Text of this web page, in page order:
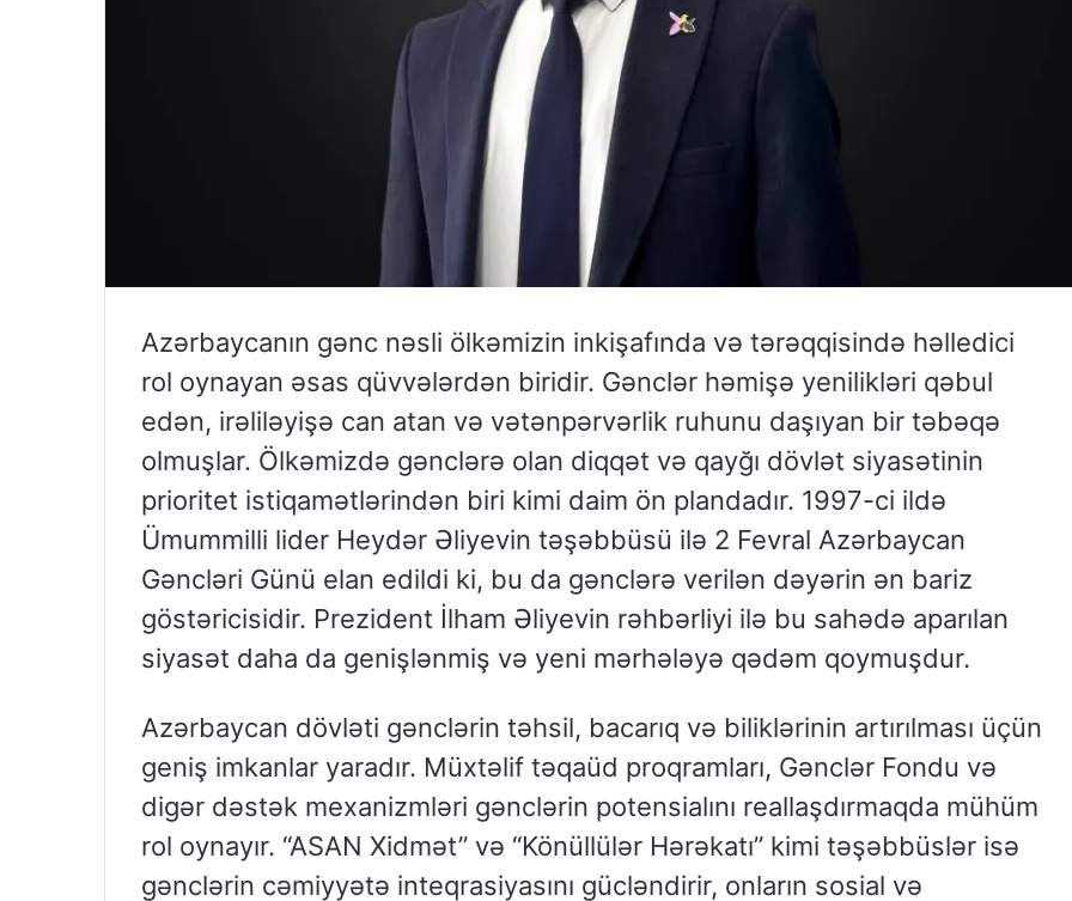
Azərbaycanın gənc nəsli ölkəmizin inkişafında və tərəqqisində həlledici
rol oynayan əsas qüvvələrdən biridir. Gənclər həmişə yenilikləri qəbul
edən, irəliləyişə can atan və vətənpərvərlik ruhunu daşıyan bir təbəqə
olmuşlar. Ölkəmizdə gənclərə olan diqqət və qayğı dövlət siyasətinin
prioritet istiqamətlərindən biri kimi daim ön plandadır. 1997-ci ildə
Ümummilli lider Heydər Əliyevin təşəbbüsü ilə 2 Fevral Azərbaycan
Gəncləri Günü elan edildi ki, bu da gənclərə verilən dəyərin ən bariz
göstəricisidir. Prezident İlham Əliyevin rəhbərliyi ilə bu sahədə aparılan
siyasət daha da genişlənmiş və yeni mərhələyə qədəm qoymuşdur.
Azərbaycan dövləti gənclərin təhsil, bacarıq və biliklərinin artırılması üçün
geniş imkanlar yaradır. Müxtəlif təqaüd proqramları, Gənclər Fondu və
digər dəstək mexanizmləri gənclərin potensialını reallaşdırmaqda mühüm
rol oynayır. “ASAN Xidmət” və “Könüllülər Hərəkatı” kimi təşəbbüslər isə
gənclərin cəmiyyətə inteqrasiyasını gücləndirir, onların sosial və